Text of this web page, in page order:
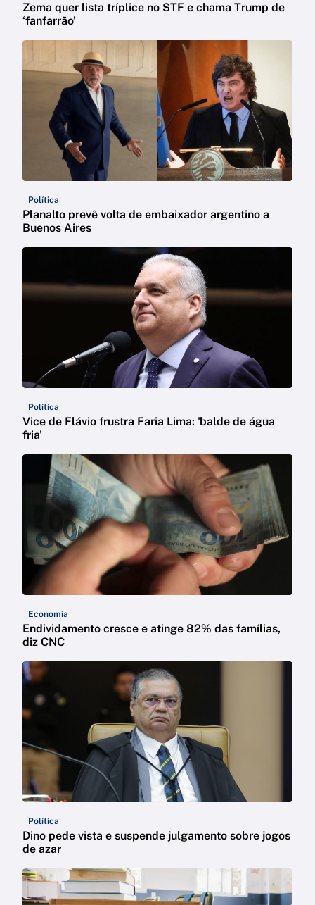
Zema quer lista tríplice no STF e chama Trump de
‘fanfarrão’
Política
Planalto prevê volta de embaixador argentino a
Buenos Aires
Política
Vice de Flávio frustra Faria Lima: 'balde de água
fria'
Economia
Endividamento cresce e atinge 82% das famílias,
diz CNC
Política
Dino pede vista e suspende julgamento sobre jogos
de azar